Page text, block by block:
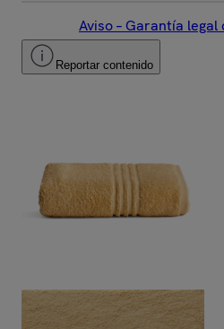
Aviso – Garantía
Reportar contenido